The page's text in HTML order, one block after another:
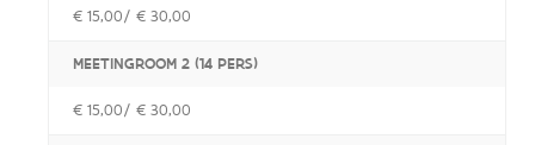
€ 15,00/ € 30,00
MEETINGROOM 2 (14 PERS)
€ 15,00/ € 30,00